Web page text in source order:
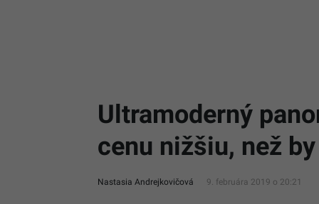
Ultramoderný
cenu nižšiu, než
Nastasia Andrejkovičová 9. februára 2019 o 20:21